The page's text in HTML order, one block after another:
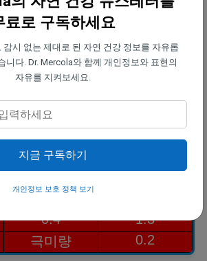
젤라틴 콜라
겐(%)
쇠고기(%)
28
17
1.0
14
11
0.4
1.3
극미량 0.2
료로 구독하세요
감시 없는 제대로 된 자연 건강 정보를 자유롭
니다. Dr. Mercola와 함께 개인정보와 표현의
자유를 지켜보세요.
지금 구독하기
개인정보 보호 정책 보기